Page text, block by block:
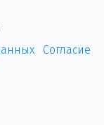
Согласие